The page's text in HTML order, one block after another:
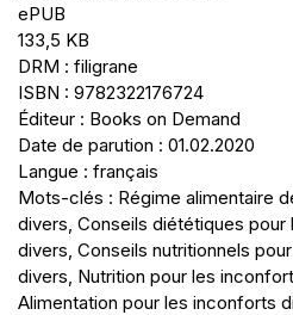
ePUB
133,5 KB
DRM : filigrane
ISBN : 9782322176724
Éditeur : Books on Demand
Date de parution : 01.02.2020
Langue : français
Mots-clés : Régime alimentaire
divers, Conseils diététiques
divers, Conseils nutritionnels
divers, Nutrition pour les
Alimentation pour les inconforts